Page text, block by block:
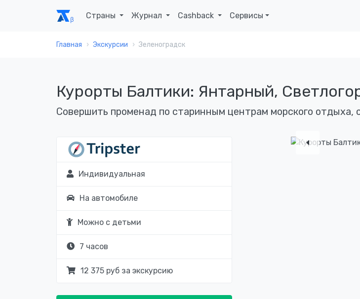
Страны Журнал Cashback Сервисы
Главная Экскурсии Зеленоградск
Курорты Балтики: Янтарный,
Совершить променад по старинным центрам морского отдыха,
Индивидуальная
На автомобиле
Можно с детьми
7 часов
12 375 руб за экскурсию